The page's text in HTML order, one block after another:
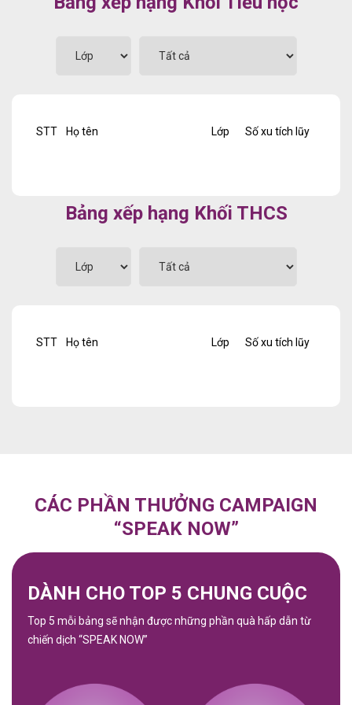
STT Họ tên Lớp Số xu tích lũy
Bảng xếp hạng Khối THCS
STT Họ tên Lớp Số xu tích lũy
CÁC PHẦN THƯỞNG CAMPAIGN
“SPEAK NOW”
DÀNH CHO TOP 5 CHUNG CUỘC
Top 5 mỗi bảng sẽ nhận được những phần quà hấp dẫn từ
chiến dịch “SPEAK NOW”